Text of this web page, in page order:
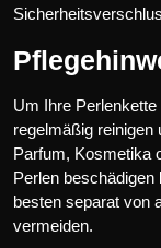
Um Ihre
regelmäßig reinigen
Parfum, Kosmetika
Perlen beschädigen
besten separat von
vermeiden.